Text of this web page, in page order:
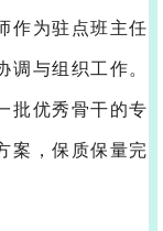
作为驻点班主任
与组织工作。
批优秀骨干的专
案，保质保量完